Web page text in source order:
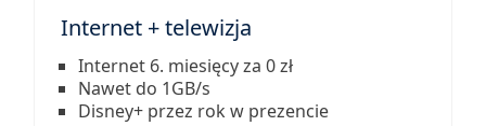
Internet + telewizja
Internet 6. miesięcy za 0 zł
Nawet do 1GB/s
Disney+ przez rok w prezencie